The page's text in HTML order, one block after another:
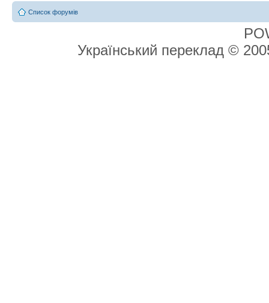
Список форумів
Український переклад ©